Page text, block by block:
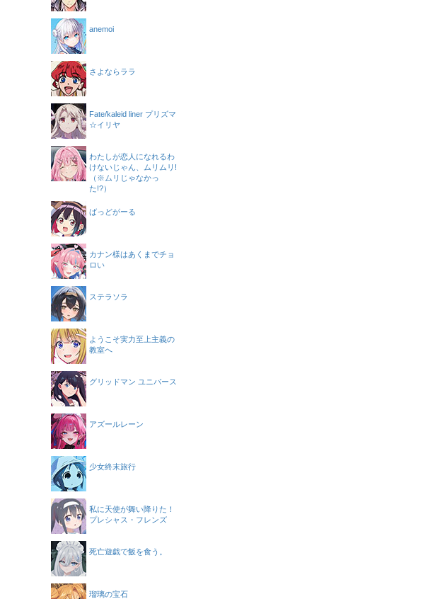
anemoi
さよならララ
Fate/kaleid liner プリズマ
☆イリヤ
わたしが恋人になれるわ
けないじゃん、ムリムリ!
（※ムリじゃなかっ
た!?）
ばっどがーる
カナン様はあくまでチョ
ロい
ステラソラ
ようこそ実力至上主義の
教室へ
グリッドマン ユニバース
アズールレーン
少女終末旅行
私に天使が舞い降りた！
プレシャス・フレンズ
死亡遊戯で飯を食う。
瑠璃の宝石